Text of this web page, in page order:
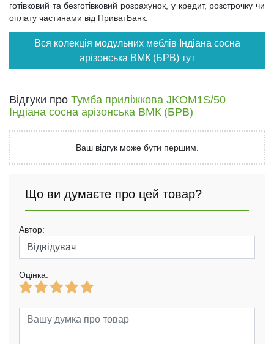
готівковий та безготівковий розрахунок, у кредит, розстрочку чи
оплату частинами від ПриватБанк.
Вся колекція модульних меблів Індіана сосна
арізонська ВМК (БРВ) тут
Відгуки про Тумба приліжкова JKOM1S/50
Індіана сосна арізонська ВМК (БРВ)
Ваш відгук може бути першим.
Що ви думаєте про цей товар?
Автор:
Оцінка: